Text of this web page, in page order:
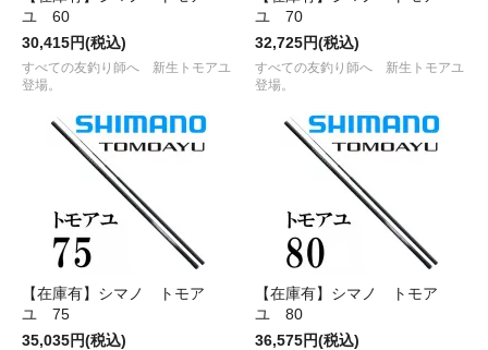
ユ 60
30,415円(税込)
すべての友釣り師へ 新生トモアユ
登場。
ユ 70
32,725円(税込)
すべての友釣り師へ 新生トモアユ
登場。
【在庫有】シマノ トモア
ユ 75
35,035円(税込)
【在庫有】シマノ トモア
ユ 80
36,575円(税込)